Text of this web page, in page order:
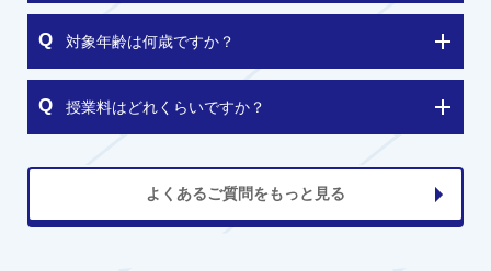
対象年齢は何歳ですか？
授業料はどれくらいですか？
よくあるご質問をもっと見る